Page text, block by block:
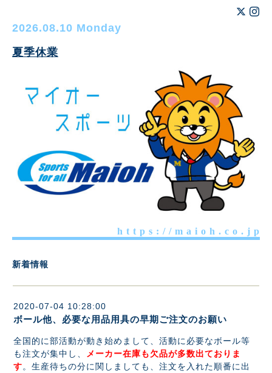
2026.08.10 Monday
夏季休業
h t t p s : / / m a i o h . c o . j p
新着情報
2020-07-04 10:28:00
ボール他、必要な用品用具の早期ご注文のお願い
全国的に部活動が動き始めまして、活動に必要なボール等
も注文が集中し、
メーカー在庫も欠品が多数出ておりま
す。生産待ちの分に関しましても、注文を入れた順番に出